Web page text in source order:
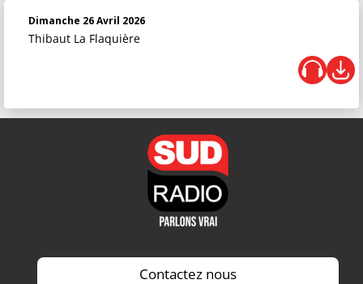
Dimanche 26 Avril 2026
Thibaut La Flaquière
Contactez nous